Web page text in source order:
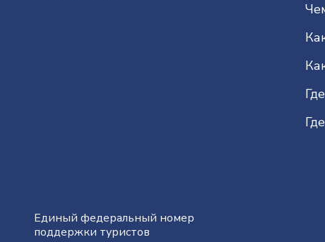
Единый федеральный номер
поддержки туристов